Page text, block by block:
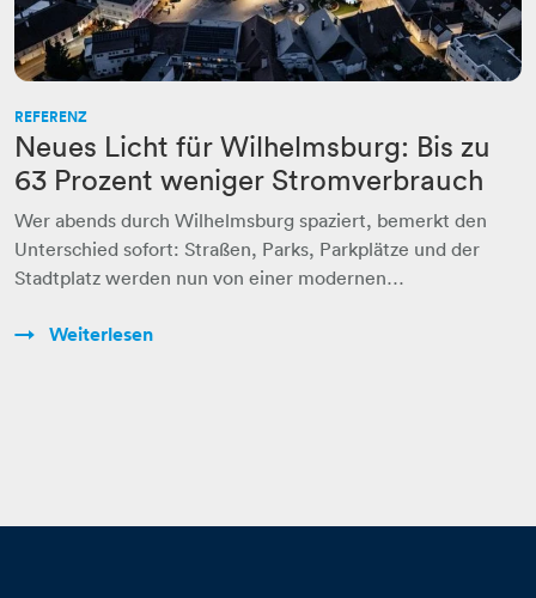
REFERENZ
Neues Licht für Wilhelmsburg: Bis zu
63 Prozent weniger Stromverbrauch
Wer abends durch Wilhelmsburg spaziert, bemerkt den
Unterschied sofort: Straßen, Parks, Parkplätze und der
Stadtplatz werden nun von einer modernen…
Weiterlesen